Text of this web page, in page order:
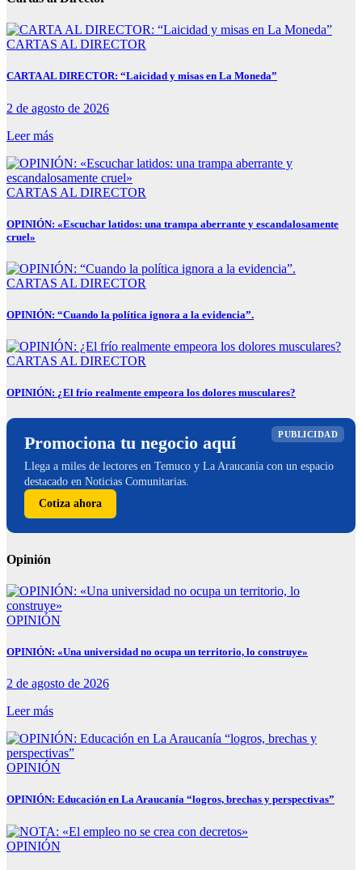
CARTAS AL DIRECTOR
CARTA AL DIRECTOR: “Laicidad y misas en La Moneda”
2 de agosto de 2026
Leer más
CARTAS AL DIRECTOR
OPINIÓN: «Escuchar latidos: una trampa aberrante y escandalosamente
cruel»
CARTAS AL DIRECTOR
OPINIÓN: “Cuando la política ignora a la evidencia”.
CARTAS AL DIRECTOR
OPINIÓN: ¿El frío realmente empeora los dolores musculares?
PUBLICIDAD
Promociona tu negocio aquí
Llega a miles de lectores en Temuco y La Araucanía con un espacio
destacado en Noticias Comunitarias.
Cotiza ahora
Opinión
OPINIÓN
OPINIÓN: «Una universidad no ocupa un territorio, lo construye»
2 de agosto de 2026
Leer más
OPINIÓN
OPINIÓN: Educación en La Araucanía “logros, brechas y perspectivas”
OPINIÓN